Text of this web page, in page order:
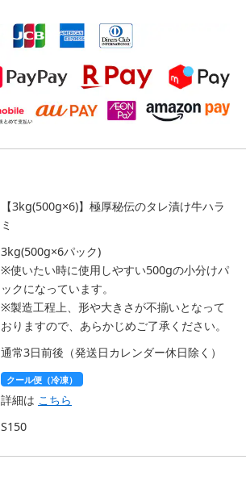
【3kg(500g×6)】極厚秘伝のタレ漬け牛ハラ
ミ
3kg(500g×6パック)
※使いたい時に使用しやすい500gの小分けパ
ックになっています。
※製造工程上、形や大きさが不揃いとなって
おりますので、あらかじめご了承ください。
通常3日前後（発送日カレンダー休日除く）
クール便（冷凍）
詳細は こちら
S150